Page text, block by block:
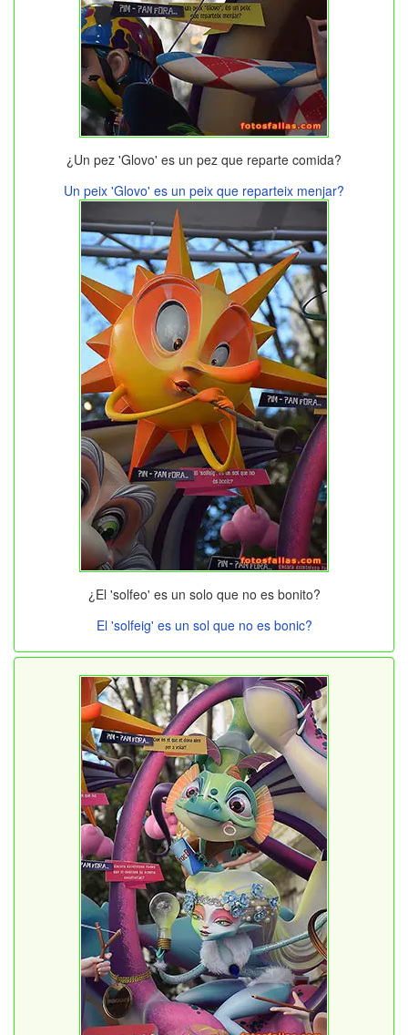
¿Un pez 'Glovo' es un pez que reparte comida?
Un peix 'Glovo' es un peix que reparteix menjar?
¿El 'solfeo' es un solo que no es bonito?
El 'solfeig' es un sol que no es bonic?